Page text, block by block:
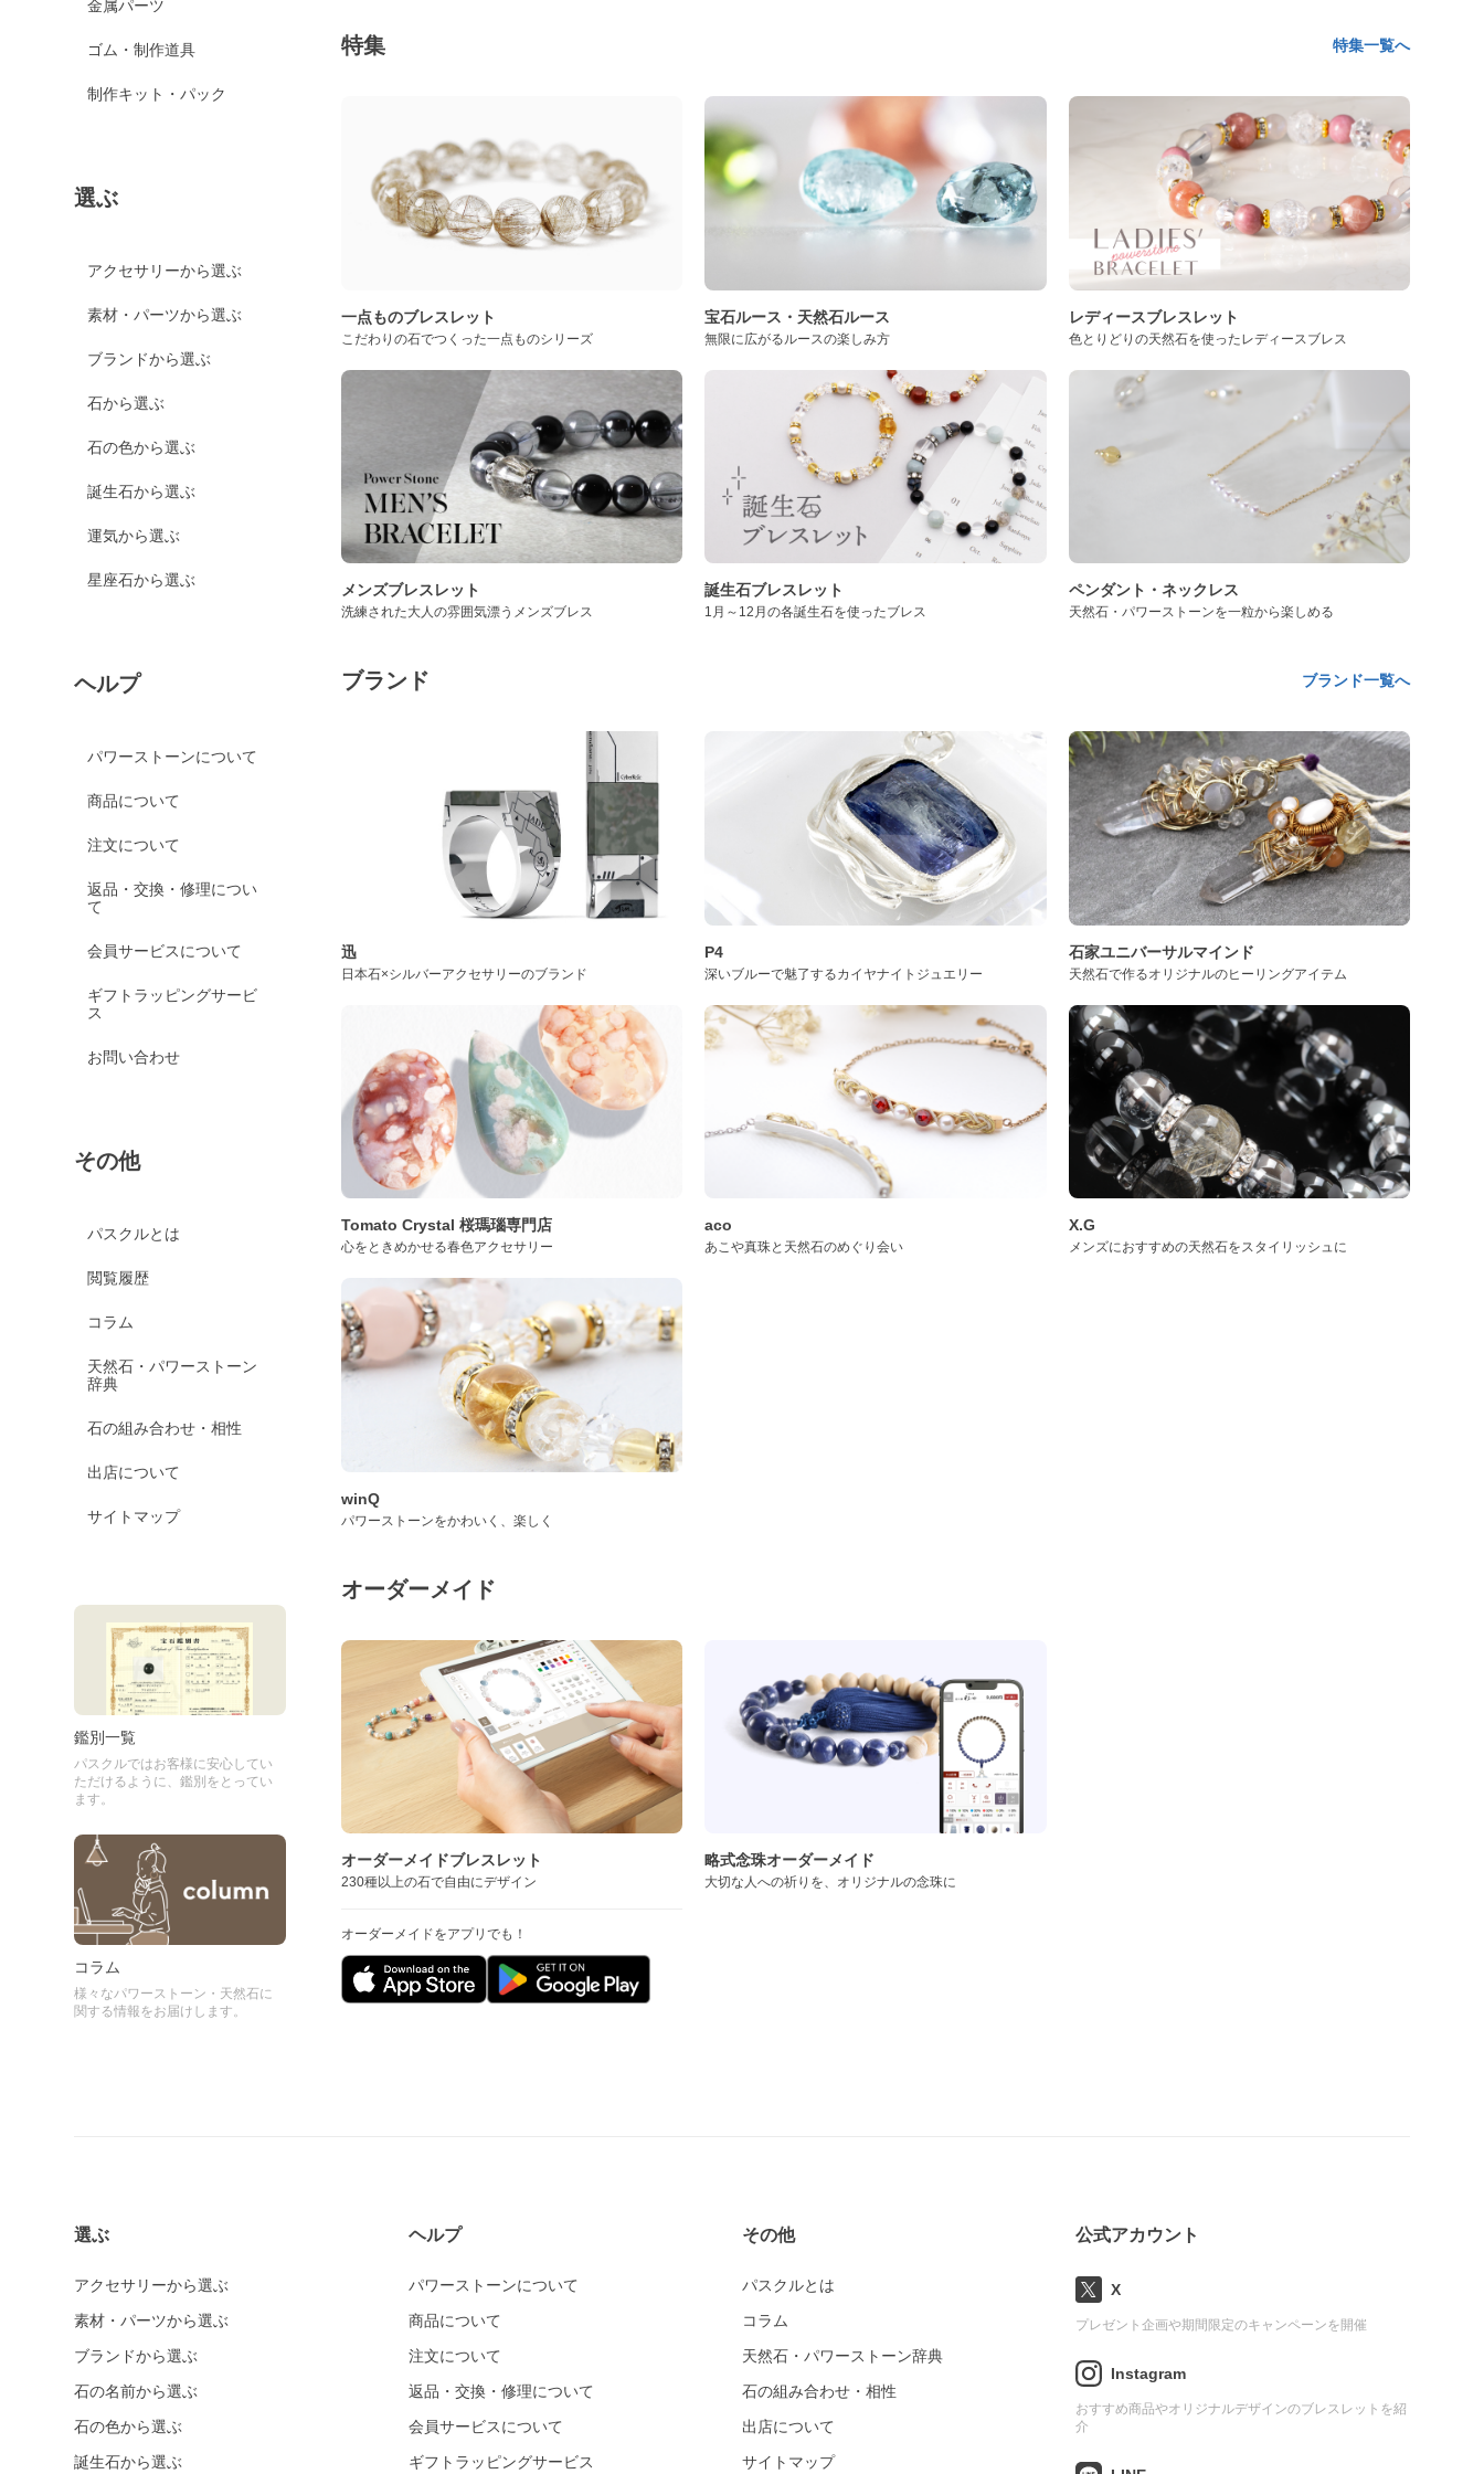
金属パーツ
ゴム・制作道具
制作キット・パック
選ぶ
アクセサリーから選ぶ
素材・パーツから選ぶ
ブランドから選ぶ
石から選ぶ
石の色から選ぶ
誕生石から選ぶ
運気から選ぶ
星座石から選ぶ
ヘルプ
パワーストーンについて
商品について
注文について
返品・交換・修理につい
て
会員サービスについて
ギフトラッピングサービ
ス
お問い合わせ
その他
パスクルとは
閲覧履歴
コラム
天然石・パワーストーン
辞典
石の組み合わせ・相性
出店について
サイトマップ
鑑別一覧
パスクルではお客様に安心してい
ただけるように、鑑別をとってい
ます。
コラム
様々なパワーストーン・天然石に
関する情報をお届けします。
特集 特集一覧へ
一点ものブレスレット
こだわりの石でつくった一点ものシリーズ
宝石ルース・天然石ルース
無限に広がるルースの楽しみ方
レディースブレスレット
色とりどりの天然石を使ったレディースブレス
メンズブレスレット
洗練された大人の雰囲気漂うメンズブレス
誕生石ブレスレット
1月～12月の各誕生石を使ったブレス
ペンダント・ネックレス
天然石・パワーストーンを一粒から楽しめる
ブランド ブランド一覧へ
迅
日本石×シルバーアクセサリーのブランド
P4
深いブルーで魅了するカイヤナイトジュエリー
石家ユニバーサルマインド
天然石で作るオリジナルのヒーリングアイテム
Tomato Crystal 桜瑪瑙専門店
心をときめかせる春色アクセサリー
aco
あこや真珠と天然石のめぐり会い
X.G
メンズにおすすめの天然石をスタイリッシュに
winQ
パワーストーンをかわいく、楽しく
オーダーメイド
オーダーメイドブレスレット
230種以上の石で自由にデザイン
オーダーメイドをアプリでも！
略式念珠オーダーメイド
大切な人への祈りを、オリジナルの念珠に
選ぶ
アクセサリーから選ぶ
素材・パーツから選ぶ
ブランドから選ぶ
石の名前から選ぶ
石の色から選ぶ
誕生石から選ぶ
ヘルプ
パワーストーンについて
商品について
注文について
返品・交換・修理について
会員サービスについて
ギフトラッピングサービス
その他
パスクルとは
コラム
天然石・パワーストーン辞典
石の組み合わせ・相性
出店について
サイトマップ
公式アカウント
X
プレゼント企画や期間限定のキャンペーンを開催
Instagram
おすすめ商品やオリジナルデザインのブレスレットを紹
介